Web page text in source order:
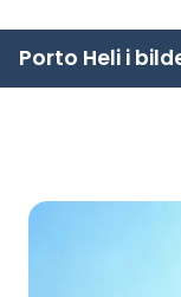
Porto Heli i